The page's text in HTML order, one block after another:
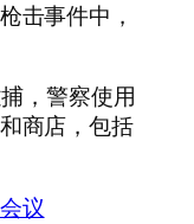
击事件中，
，警察使用
商店，包括
议